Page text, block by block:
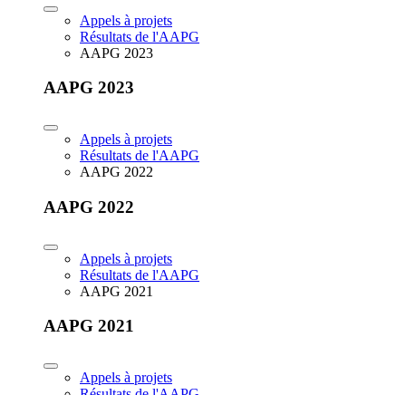
Appels à projets
Résultats de l'AAPG
AAPG 2023
AAPG 2023
Appels à projets
Résultats de l'AAPG
AAPG 2022
AAPG 2022
Appels à projets
Résultats de l'AAPG
AAPG 2021
AAPG 2021
Appels à projets